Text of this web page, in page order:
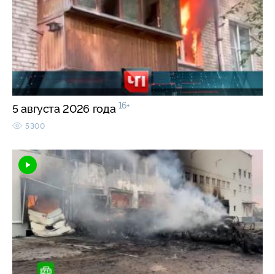
5 августа 2026 года 16+
5300